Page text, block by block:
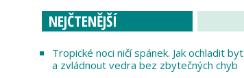
NEJČTENĚJŠÍ
Tropické noci ničí spánek. Jak ochladit byt
a zvládnout vedra bez zbytečných chyb